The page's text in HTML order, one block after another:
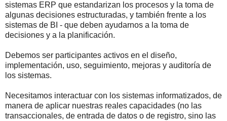
sistemas ERP que estandarizan los procesos y la toma de
algunas decisiones estructuradas, y también frente a los
sistemas de BI - que deben ayudarnos a la toma de
decisiones y a la planificación.
Debemos ser participantes activos en el diseño,
implementación, uso, seguimiento, mejoras y auditoría de
los sistemas.
Necesitamos interactuar con los sistemas informatizados, de
manera de aplicar nuestras reales capacidades (no las
transaccionales, de entrada de datos o de registro, sino las